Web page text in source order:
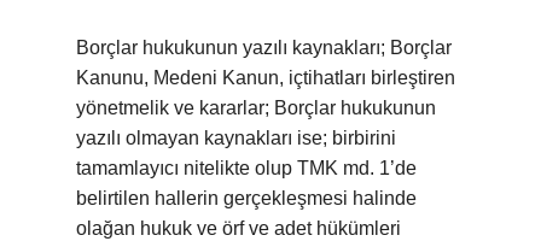
Borçlar hukukunun yazılı kaynakları; Borçlar
Kanunu, Medeni Kanun, içtihatları birleştiren
yönetmelik ve kararlar; Borçlar hukukunun
yazılı olmayan kaynakları ise; birbirini
tamamlayıcı nitelikte olup TMK md. 1’de
belirtilen hallerin gerçekleşmesi halinde
olağan hukuk ve örf ve adet hükümleri